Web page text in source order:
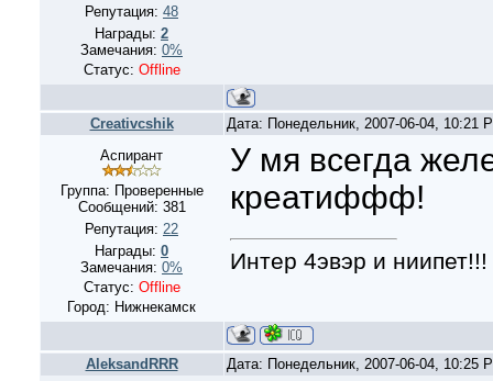
Репутация: 48
Награды: 2
Замечания: 0%
Статус: Offline
Creativcshik
Дата: Понедельник, 2007-06-04, 10:21
Аспирант
Группа: Проверенные
Сообщений: 381
Репутация: 22
Награды: 0
Замечания: 0%
Статус: Offline
Город: Нижнекамск
У мя всегда
креатиффф!
Интер 4эвэр и ниипет!!!
AleksandRRR Дата: Понедельник, 2007-06-04, 10:25